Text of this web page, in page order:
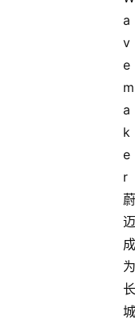
a
v
e
m
a
k
e
r
蔚
迈
成
为
长
城